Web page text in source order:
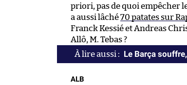
priori, pas de quoi empêcher
a aussi lâché70 patates sur
Franck Kessié et Andreas
Allô, M. Tebas ?
Le Barça
ALB